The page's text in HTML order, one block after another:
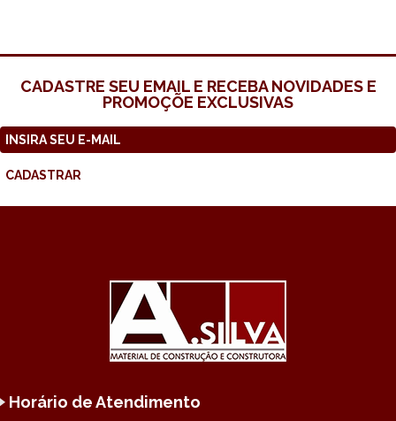
CADASTRE SEU EMAIL E RECEBA NOVIDADES E
PROMOÇÕE EXCLUSIVAS
CADASTRAR
Horário de Atendimento